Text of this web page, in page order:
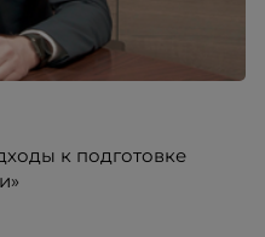
к подготовке